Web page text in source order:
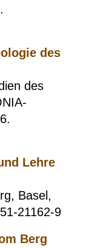
des
des
Lehre
Basel,
21162-9
Berg